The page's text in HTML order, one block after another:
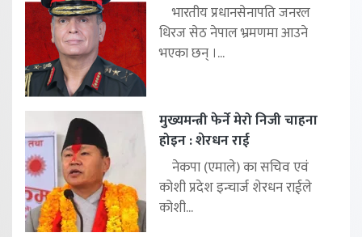
भारतीय प्रधानसेनापति जनरल
धिरज सेठ नेपाल भ्रमणमा आउने
भएका छन् ।...
मुख्यमन्त्री फेर्ने मेरो निजी चाहना
होइन : शेरधन राई
नेकपा (एमाले) का सचिव एवं
कोशी प्रदेश इन्चार्ज शेरधन राईले
कोशी...